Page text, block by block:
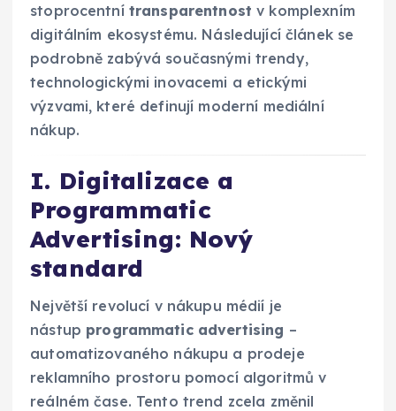
stoprocentní transparentnost v komplexním
digitálním ekosystému. Následující článek se
podrobně zabývá současnými trendy,
technologickými inovacemi a etickými
výzvami, které definují moderní mediální
nákup.
I. Digitalizace a
Programmatic
Advertising: Nový
standard
Největší revolucí v nákupu médií je
nástup programmatic advertising –
automatizovaného nákupu a prodeje
reklamního prostoru pomocí algoritmů v
reálném čase. Tento trend zcela změnil